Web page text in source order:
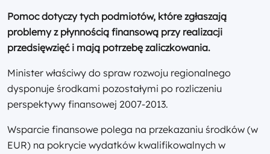
Pomoc dotyczy tych podmiotów, które zgłaszają
problemy z płynnością finansową przy realizacji
przedsięwzięć i mają potrzebę zaliczkowania.
Minister właściwy do spraw rozwoju regionalnego
dysponuje środkami pozostałymi po rozliczeniu
perspektywy finansowej 2007-2013.
Wsparcie finansowe polega na przekazaniu środków (w
EUR) na pokrycie wydatków kwalifikowalnych w